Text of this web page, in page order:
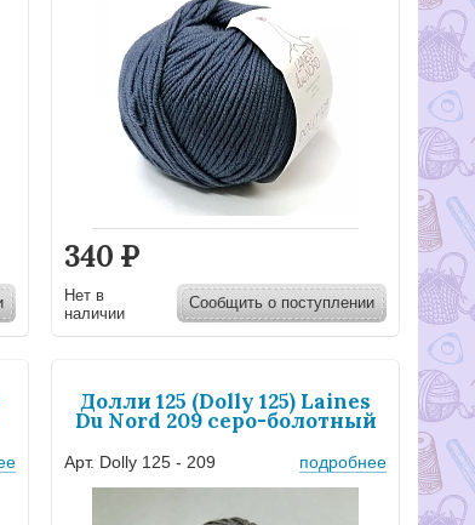
340 Р
Нет в
наличии
Сообщить о поступлении
Долли 125 (Dolly 125) Laines
Du Nord 209 серо-болотный
Арт. Dolly 125 - 209 подробнее